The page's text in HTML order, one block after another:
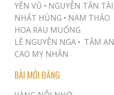
YÊN VŨ • NGUYỄN TẤN TÀI
NHẤT HÙNG • NAM THẢO
HOA RAU MUỐNG
LÊ NGUYỄN NGA • TÂM AN
CAO MỴ NHÂN
BÀI MỚI ĐĂNG